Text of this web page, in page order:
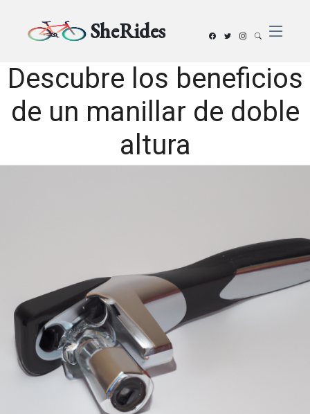
SheRides
Descubre los beneficios
de un manillar de doble
altura